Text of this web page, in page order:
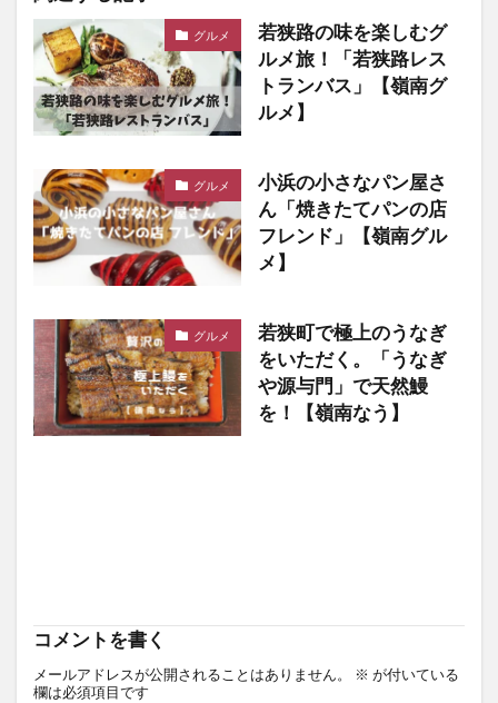
グルメ
若狭路の味を楽しむグ
ルメ旅！「若狭路レス
トランバス」【嶺南グ
ルメ】
グルメ
小浜の小さなパン屋さ
ん「焼きたてパンの店
フレンド」【嶺南グル
メ】
グルメ
若狭町で極上のうなぎ
をいただく。「うなぎ
や源与門」で天然鰻
を！【嶺南なう】
コメントを書く
メールアドレスが公開されることはありません。 ※ が付いている
欄は必須項目です